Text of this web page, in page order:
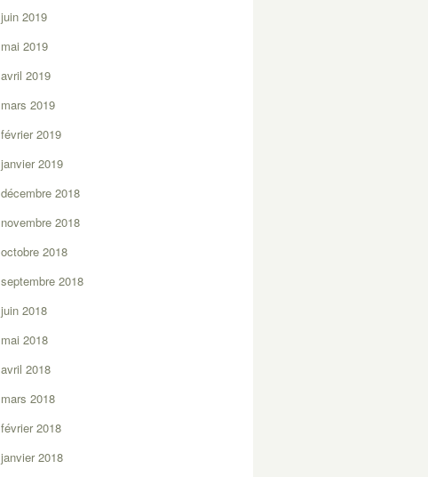
juin 2019
mai 2019
avril 2019
mars 2019
février 2019
janvier 2019
décembre 2018
novembre 2018
octobre 2018
septembre 2018
juin 2018
mai 2018
avril 2018
mars 2018
février 2018
janvier 2018